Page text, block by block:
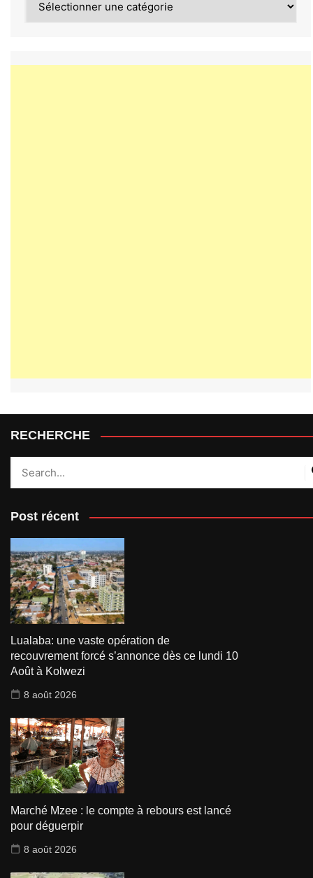
RECHERCHE
Post récent
Lualaba: une vaste opération de
recouvrement forcé s’annonce dès ce lundi 10
Août à Kolwezi
8 août 2026
Marché Mzee : le compte à rebours est lancé
pour déguerpir
8 août 2026